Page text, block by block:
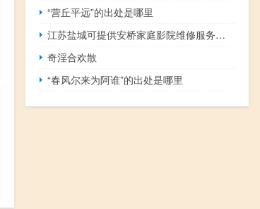
“营丘平远”的出处是哪里
江苏盐城可提供安桥家庭影院维修服务地址在哪
奇淫合欢散
“春风尔来为阿谁”的出处是哪里